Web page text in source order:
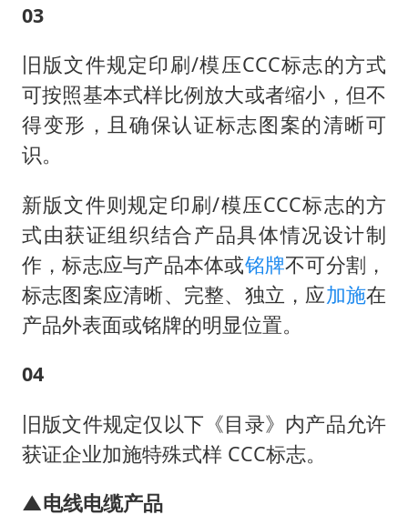
03
旧版文件规定印刷/模压CCC标志的方式
可按照基本式样比例放大或者缩小，但不
得变形，且确保认证标志图案的清晰可
识。
新版文件则规定印刷/模压CCC标志的方
式由获证组织结合产品具体情况设计制
作，标志应与产品本体或铭牌不可分割，
标志图案应清晰、完整、独立，应加施在
产品外表面或铭牌的明显位置。
04
旧版文件规定仅以下《目录》内产品允许
获证企业加施特殊式样 CCC标志。
▲电线电缆产品